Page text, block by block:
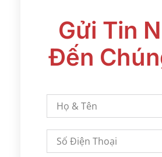
Gửi Tin
Đến